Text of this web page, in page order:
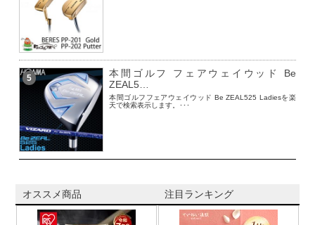
5
本間ゴルフ フェアウェイウッド Be
ZEAL5…
本間ゴルフフェアウェイウッド Be ZEAL525 Ladiesを楽
天で検索表示します。･･･
オススメ商品 注目ランキング